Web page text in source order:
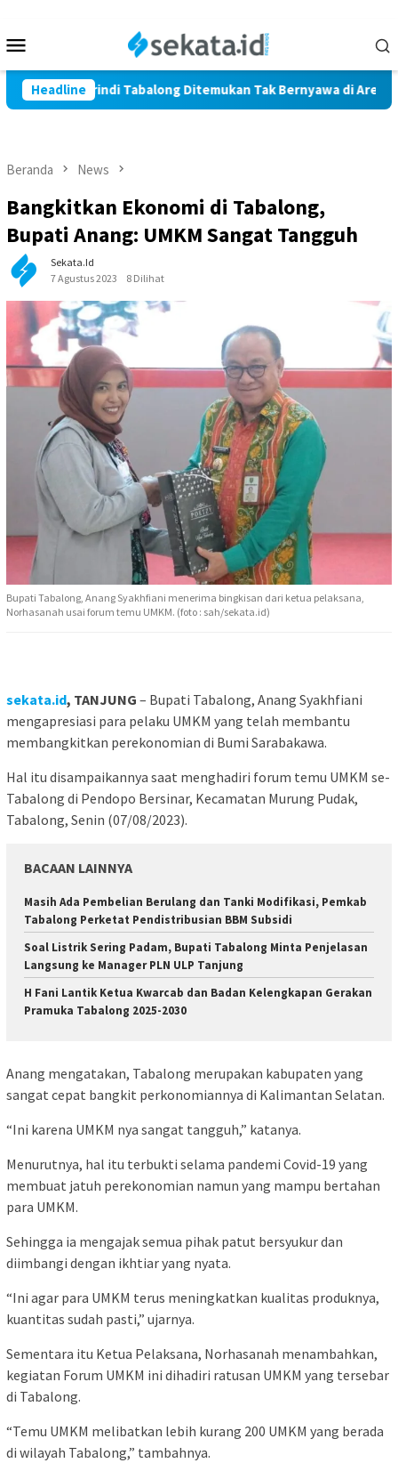
konten
Mobile
Headline
Marindi Tabalong Ditemukan Tak Bernyawa di Area
Beranda News
Bangkitkan Ekonomi di Tabalong,
Bupati Anang: UMKM Sangat Tangguh
Sekata.id
7 Agustus 2023
8 Dilihat
Bupati Tabalong, Anang Syakhfiani menerima bingkisan dari ketua pelaksana,
Norhasanah usai forum temu UMKM. (foto : sah/sekata.id)
sekata.id, TANJUNG – Bupati Tabalong, Anang Syakhfiani
mengapresiasi para pelaku UMKM yang telah membantu
membangkitkan perekonomian di Bumi Sarabakawa.
Hal itu disampaikannya saat menghadiri forum temu UMKM se-
Tabalong di Pendopo Bersinar, Kecamatan Murung Pudak,
Tabalong, Senin (07/08/2023).
BACAAN LAINNYA
Masih Ada Pembelian Berulang dan Tanki Modifikasi, Pemkab
Tabalong Perketat Pendistribusian BBM Subsidi
Soal Listrik Sering Padam, Bupati Tabalong Minta Penjelasan
Langsung ke Manager PLN ULP Tanjung
H Fani Lantik Ketua Kwarcab dan Badan Kelengkapan Gerakan
Pramuka Tabalong 2025-2030
Anang mengatakan, Tabalong merupakan kabupaten yang
sangat cepat bangkit perkonomiannya di Kalimantan Selatan.
“Ini karena UMKM nya sangat tangguh,” katanya.
Menurutnya, hal itu terbukti selama pandemi Covid-19 yang
membuat jatuh perekonomian namun yang mampu bertahan
para UMKM.
Sehingga ia mengajak semua pihak patut bersyukur dan
diimbangi dengan ikhtiar yang nyata.
“Ini agar para UMKM terus meningkatkan kualitas produknya,
kuantitas sudah pasti,” ujarnya.
Sementara itu Ketua Pelaksana, Norhasanah menambahkan,
kegiatan Forum UMKM ini dihadiri ratusan UMKM yang tersebar
di Tabalong.
“Temu UMKM melibatkan lebih kurang 200 UMKM yang berada
di wilayah Tabalong,” tambahnya.